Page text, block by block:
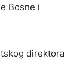
Bosne i
direktora